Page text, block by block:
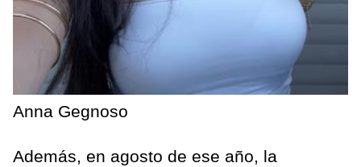
Anna Gegnoso
Además, en agosto de ese año, la